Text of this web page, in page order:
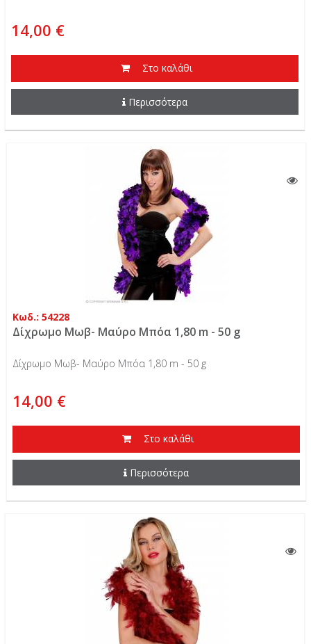
14,00 €
Στο καλάθι
Περισσότερα
Κωδ.: 54228
Δίχρωμο Μωβ- Μαύρο Μπόα 1,80 m - 50 g
Δίχρωμο Μωβ- Μαύρο Μπόα 1,80 m - 50 g
14,00 €
Στο καλάθι
Περισσότερα